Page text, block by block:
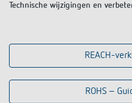
LED's veilig
Smart Metering
Klimaatregeling
Persinformatie
BIM-portal
Duurzaamheid
LUXORliving
Aanvraag
Verkoop-in-
Technische wijzigingen en
REACH-
ROHS –